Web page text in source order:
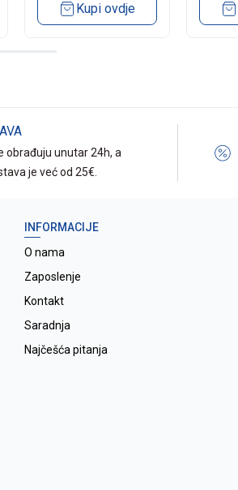
Kupi ovdje
obrađuju unutar 24h, a
je već od 25€.
INFORMACIJE
O nama
Zaposlenje
Kontakt
Saradnja
Najčešća pitanja